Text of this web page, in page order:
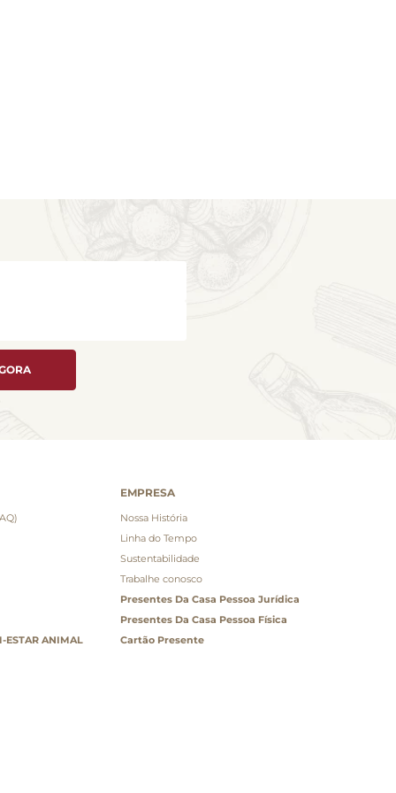
ESTAR ANIMAL
EMPRESA
Nossa História
Linha do Tempo
Sustentabilidade
Trabalhe conosco
Presentes Da Casa Pessoa Jurídica
Presentes Da Casa Pessoa Física
Cartão Presente